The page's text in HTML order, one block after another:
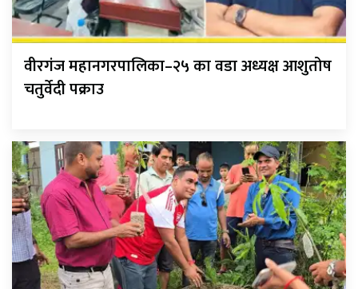
वीरगंज महानगरपालिका–२५ का वडा अध्यक्ष आशुतोष
चतुर्वेदी पक्राउ